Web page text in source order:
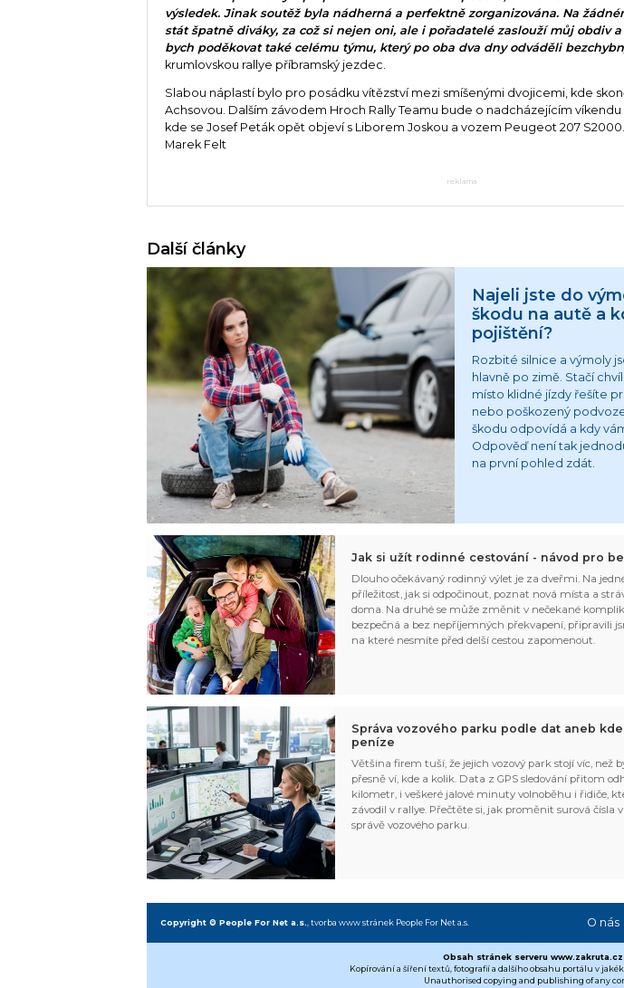
výsledek. Jinak soutěž byla nádherná a perfektně zorganizována. Na
stát špatně diváky, za což si nejen oni, ale i pořadatelé zaslouží můj obdiv
bych poděkovat také celému týmu, který po oba dva dny odváděli
krumlovskou rallye příbramský jezdec.
Slabou náplastí bylo pro posádku vítězství mezi smíšenými dvojicemi, kde
Achsovou. Dalším závodem Hroch Rally Teamu bude o nadcházejícím víkendu
kde se Josef Peták opět objeví s Liborem Joskou a vozem Peugeot 207 S2000.
Marek Felt
reklama
Další články
Najeli jste do
škodu na autě a
pojištění?
Rozbité silnice a výmoly
hlavně po zimě. Stačí
místo klidné jízdy řešíte
nebo poškozený
škodu odpovídá a kdy
Odpověď není tak
na první pohled zdát.
Jak si užít rodinné cestování - návod pro
Dlouho očekávaný rodinný výlet je za dveřmi. Na
příležitost, jak si odpočinout, poznat nová místa a
doma. Na druhé se může změnit v nečekané
bezpečná a bez nepříjemných překvapení, připravili
na které nesmíte před delší cestou zapomenout.
Správa vozového parku podle dat aneb
peníze
Většina firem tuší, že jejich vozový park stojí víc, než
přesně ví, kde a kolik. Data z GPS sledování přitom
kilometr, i veškeré jalové minuty volnoběhu i řidiče,
závodil v rallye. Přečtěte si, jak proměnit surová čísla
správě vozového parku.
Copyright © People For Net a.s., tvorba www stránek People For Net a.s. O nás
Obsah stránek serveru
Kopírování a šíření textů, fotografií a dalšího obsahu portálu v
Unauthorised copying and publishing of any